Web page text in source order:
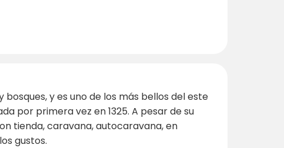
y es uno de los más bellos del este
por primera vez en 1325. A pesar de su
tienda, caravana, autocaravana, en
gustos.